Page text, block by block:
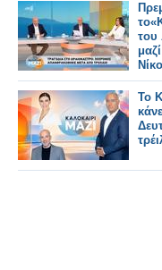
του
Το